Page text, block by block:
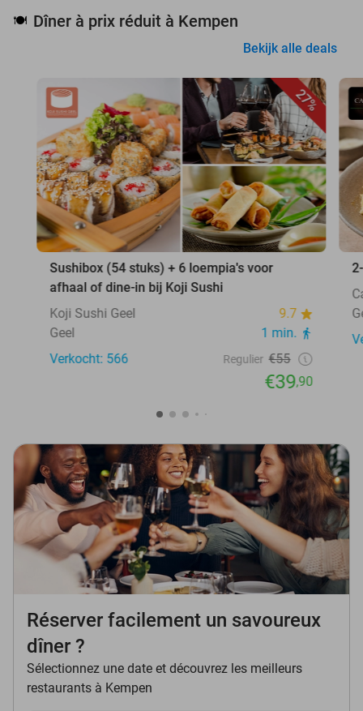
🍽️ Dîner à prix réduit à Kempen
Bekijk alle deals
27%
Sushibox (54 stuks) + 6 loempia's voor
afhaal of dine-in bij Koji Sushi
Koji Sushi Geel
9.7
Geel
1 min.
Verkocht: 566
Regulier €55
€39,90
Réserver facilement un savoureux
dîner ?
Sélectionnez une date et découvrez les meilleurs
restaurants à Kempen